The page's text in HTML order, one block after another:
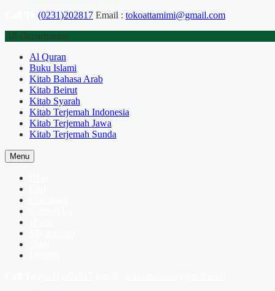
(0231)202817 Email : tokoattamimi@gmail.com
All Departments
Al Quran
Buku Islami
Kitab Bahasa Arab
Kitab Beirut
Kitab Syarah
Kitab Terjemah Indonesia
Kitab Terjemah Jawa
Kitab Terjemah Sunda
Menu